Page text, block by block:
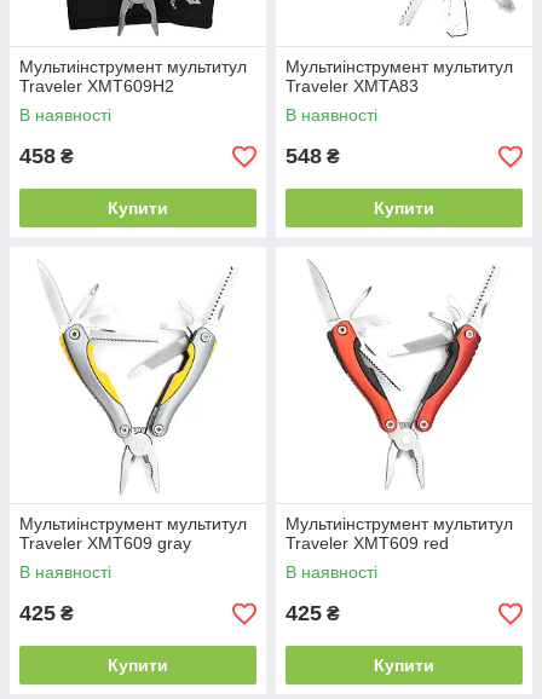
Мультиінструмент мультитул
Traveler XMT609H2
В наявності
458 ₴
Купити
Мультиінструмент мультитул
Traveler XMTA83
В наявності
548 ₴
Купити
Мультиінструмент мультитул
Traveler XMT609 gray
В наявності
425 ₴
Купити
Мультиінструмент мультитул
Traveler XMT609 red
В наявності
425 ₴
Купити